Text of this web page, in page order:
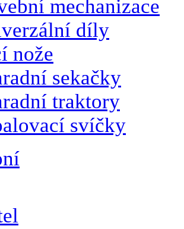
mechanizace
díly
nože
sekačky
traktory
svíčky